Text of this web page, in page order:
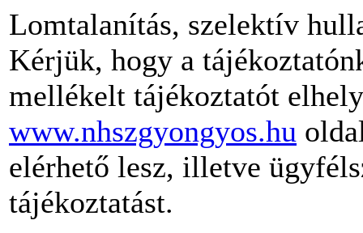
Lomtalanítás, szelektív
Kérjük, hogy a
mellékelt tájékoztatót
www.nhszgyongyos.hu
elérhető lesz, illetve
tájékoztatást.